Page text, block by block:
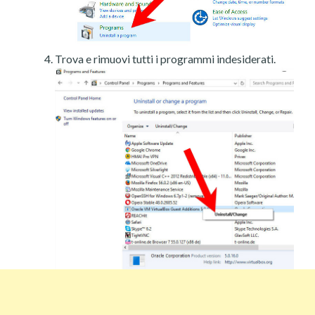
Trova e rimuovi tutti i programmi indesiderati.